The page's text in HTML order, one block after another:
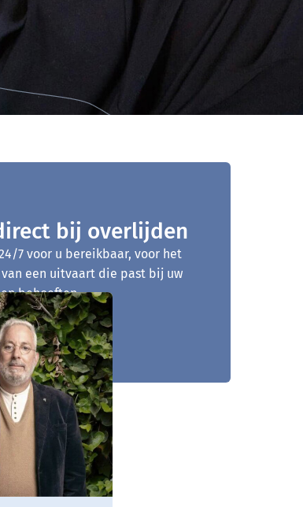
bij overlijden
7 voor u bereikbaar, voor het
een uitvaart die past bij uw
behoeften.
- 796 153